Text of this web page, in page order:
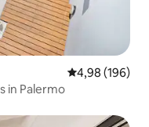
Gemiddelde
4,98 (196)
in Palermo